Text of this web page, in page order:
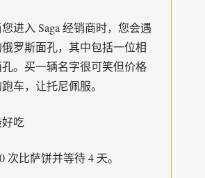
进入 Saga 经销商时，您会遇
罗斯面孔，其中包括一位相
。买一辆名字很可笑但价格
车，让托尼佩服。
吃
次比萨饼并等待 4 天。